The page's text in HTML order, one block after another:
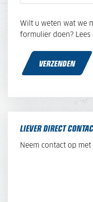
Wilt u weten wat we
formulier doen? Lees
VERZENDEN
LIEVER DIRECT
Neem contact op